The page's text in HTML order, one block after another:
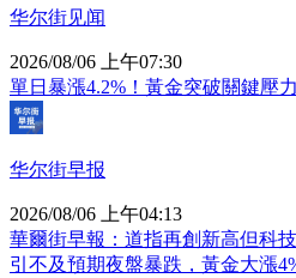
华尔街见闻
2026/08/06 上午07:30
單日暴漲4.2%！黃金突破關鍵壓
华尔街早报
2026/08/06 上午04:13
華爾街早報：道指再創新高但科
引不及預期夜盤暴跌，黃金大漲